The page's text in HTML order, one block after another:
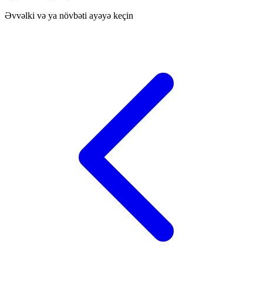
Əvvəlki və ya növbəti ayəyə keçin